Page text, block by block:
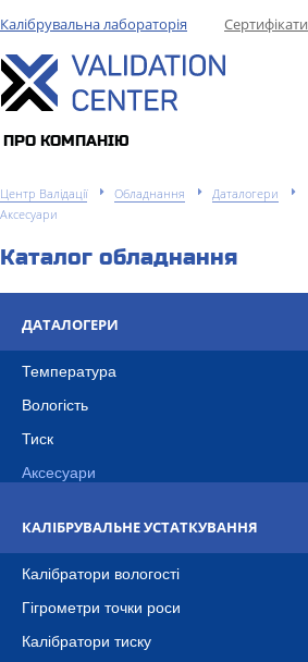
Калібрувальна лабораторія Сертифікати
ПРО КОМПАНIЮ
Центр Валідації Обладнання
Даталогери
Аксесуари
Каталог обладнання
ДАТАЛОГЕРИ
Температура
Вологість
Тиск
Аксесуари
КАЛІБРУВАЛЬНЕ УСТАТКУВАННЯ
Калібратори вологості
Гігрометри точки роси
Калібратори тиску